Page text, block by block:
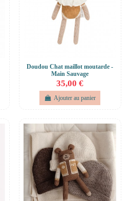
Doudou Chat maillot moutarde -
Main Sauvage
35,00 €
Ajouter au panier